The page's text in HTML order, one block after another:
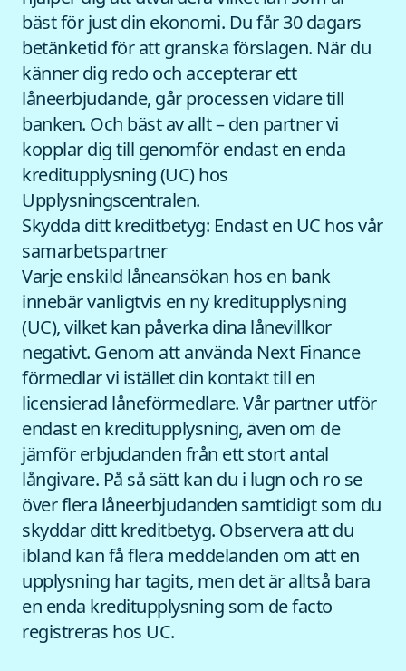
bäst för just din ekonomi. Du får 30 dagars
betänketid för att granska förslagen. När du
känner dig redo och accepterar ett
låneerbjudande, går processen vidare till
banken. Och bäst av allt – den partner vi
kopplar dig till genomför endast en enda
kreditupplysning (UC) hos
Upplysningscentralen.
Skydda ditt kreditbetyg: Endast en UC hos vår
samarbetspartner
Varje enskild låneansökan hos en bank
innebär vanligtvis en ny kreditupplysning
(UC), vilket kan påverka dina lånevillkor
negativt. Genom att använda Next Finance
förmedlar vi istället din kontakt till en
licensierad låneförmedlare. Vår partner utför
endast en kreditupplysning, även om de
jämför erbjudanden från ett stort antal
långivare. På så sätt kan du i lugn och ro se
över flera låneerbjudanden samtidigt som du
skyddar ditt kreditbetyg. Observera att du
ibland kan få flera meddelanden om att en
upplysning har tagits, men det är alltså bara
en enda kreditupplysning som de facto
registreras hos UC.